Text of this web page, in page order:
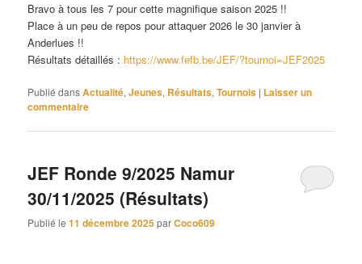
Bravo à tous les 7 pour cette magnifique saison 2025 !!
Place à un peu de repos pour attaquer 2026 le 30 janvier à
Anderlues !!
Résultats détaillés : https://www.fefb.be/JEF/?tournoi=JEF2025
Publié dansActualité,Jeunes, Résultats,Tournois | Laisser un
commentaire
JEF Ronde 9/2025 Namur
30/11/2025 (Résultats)
Publié le11 décembre 2025parCoco609